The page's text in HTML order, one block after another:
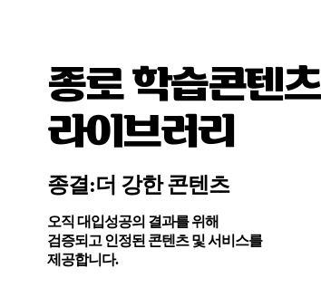
종로 학습콘텐츠
라이브러리
종결:더 강한 콘텐츠
오직 대입성공의 결과를 위해
검증되고 인정된 콘텐츠 및 서비스를
제공합니다.